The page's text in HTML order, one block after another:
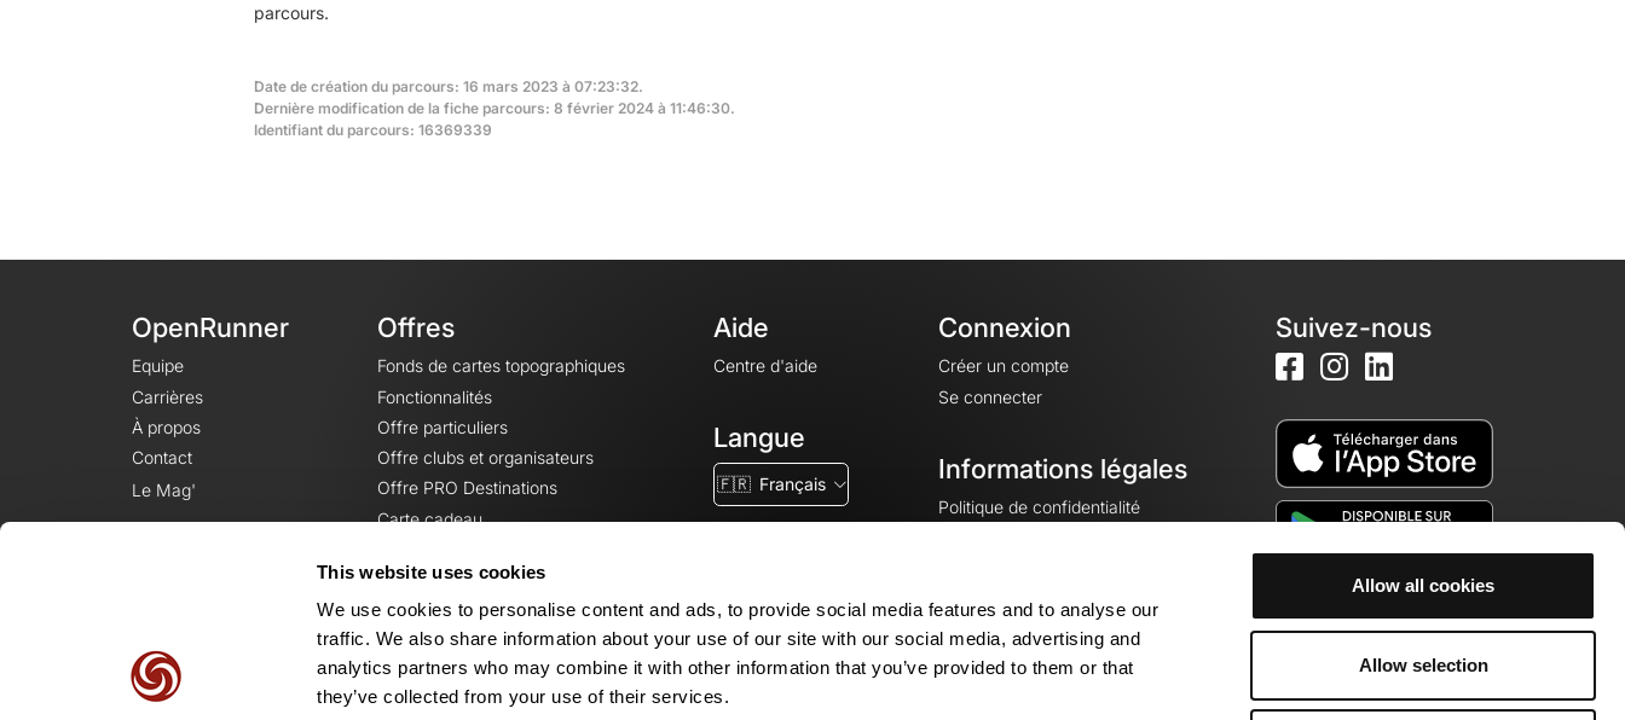
This website uses cookies
We use cookies to personalise content and ads, to provide social media features and to analyse our
traffic. We also share information about your use of our site with our social media, advertising and
analytics partners who may combine it with other information that you’ve provided to them or that
they’ve collected from your use of their services.
Allow all cookies
Allow selection
parcours.
Date de création du parcours: 16 mars 2023 à 07:23:32.
Dernière modification de la fiche parcours: 8 février 2024 à 11:46:30.
Identifiant du parcours: 16369339
OpenRunner
Equipe
Carrières
À propos
Contact
Le Mag'
Offres
Fonds de cartes topographiques
Fonctionnalités
Offre particuliers
Offre clubs et organisateurs
Offre PRO Destinations
Carte cadeau
Aide
Centre d'aide
Langue
🇫🇷 Français
Connexion
Créer un compte
Se connecter
Informations légales
Politique de confidentialité
Mentions légales
Paramètres des cookies
Suivez-nous